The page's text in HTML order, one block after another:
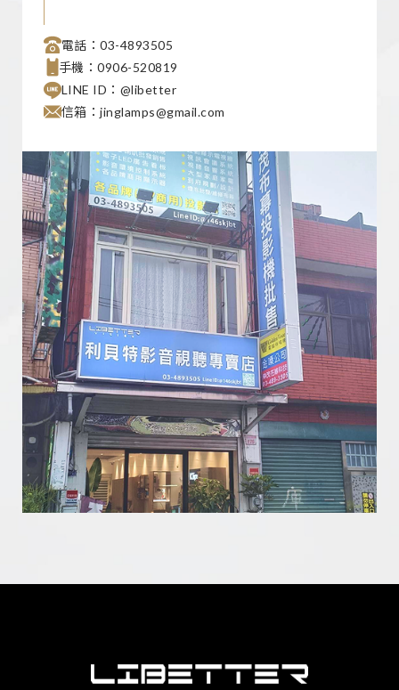
電話：03-4893505
手機：0906-520819
LINE ID：@libetter
信箱：jinglamps@gmail.com